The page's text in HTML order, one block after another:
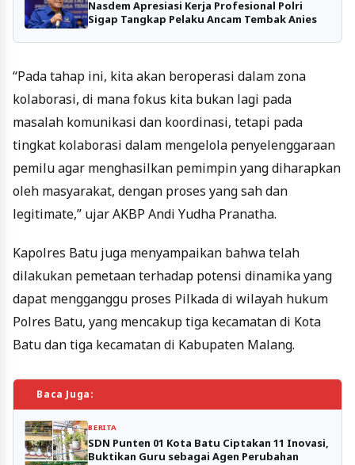
Nasdem Apresiasi Kerja Profesional Polri
Sigap Tangkap Pelaku Ancam Tembak Anies
“Pada tahap ini, kita akan beroperasi dalam zona
kolaborasi, di mana fokus kita bukan lagi pada
masalah komunikasi dan koordinasi, tetapi pada
tingkat kolaborasi dalam mengelola penyelenggaraan
pemilu agar menghasilkan pemimpin yang diharapkan
oleh masyarakat, dengan proses yang sah dan
legitimate,” ujar AKBP Andi Yudha Pranatha.
Kapolres Batu juga menyampaikan bahwa telah
dilakukan pemetaan terhadap potensi dinamika yang
dapat mengganggu proses Pilkada di wilayah hukum
Polres Batu, yang mencakup tiga kecamatan di Kota
Batu dan tiga kecamatan di Kabupaten Malang.
Baca Juga:
BERITA
SDN Punten 01 Kota Batu Ciptakan 11 Inovasi,
Buktikan Guru sebagai Agen Perubahan